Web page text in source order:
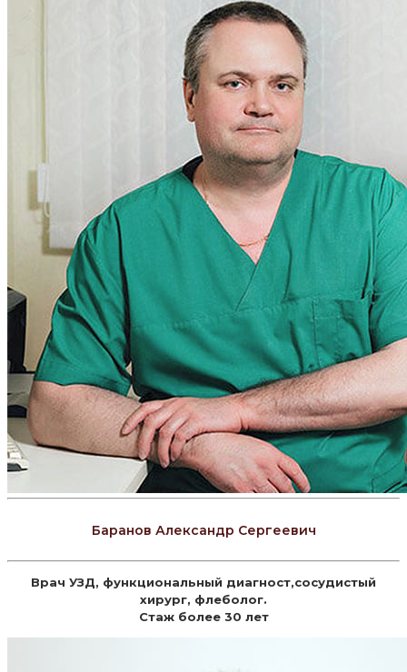
Баранов Александр Сергеевич
Врач УЗД, функциональный диагност,сосудистый
хирург, флеболог.
Стаж более 30 лет